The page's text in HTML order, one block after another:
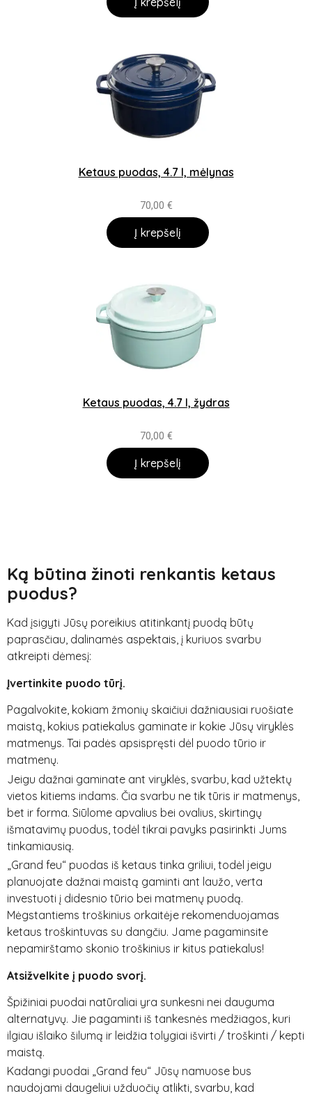
Ketaus puodas, 4.7 l, mėlynas
70,00 €
Į krepšelį
Ketaus puodas, 4.7 l, žydras
70,00 €
Į krepšelį
Ką būtina žinoti renkantis ketaus
puodus?
Kad įsigyti Jūsų poreikius atitinkantį puodą būtų
paprasčiau, dalinamės aspektais, į kuriuos svarbu
atkreipti dėmesį:
Įvertinkite puodo tūrį.
Pagalvokite, kokiam žmonių skaičiui dažniausiai ruošiate
maistą, kokius patiekalus gaminate ir kokie Jūsų viryklės
matmenys. Tai padės apsispręsti dėl puodo tūrio ir
matmenų.
Jeigu dažnai gaminate ant viryklės, svarbu, kad užtektų
vietos kitiems indams. Čia svarbu ne tik tūris ir matmenys,
bet ir forma. Siūlome apvalius bei ovalius, skirtingų
išmatavimų puodus, todėl tikrai pavyks pasirinkti Jums
tinkamiausią.
„Grand feu“ puodas iš ketaus tinka griliui, todėl jeigu
planuojate dažnai maistą gaminti ant laužo, verta
investuoti į didesnio tūrio bei matmenų puodą.
Mėgstantiems troškinius orkaitėje rekomenduojamas
ketaus troškintuvas su dangčiu. Jame pagaminsite
nepamirštamo skonio troškinius ir kitus patiekalus!
Atsižvelkite į puodo svorį.
Špižiniai puodai natūraliai yra sunkesni nei dauguma
alternatyvų. Jie pagaminti iš tankesnės medžiagos, kuri
ilgiau išlaiko šilumą ir leidžia tolygiai išvirti / troškinti / kepti
maistą.
Kadangi puodai „Grand feu“ Jūsų namuose bus
naudojami daugeliui užduočių atlikti, svarbu, kad